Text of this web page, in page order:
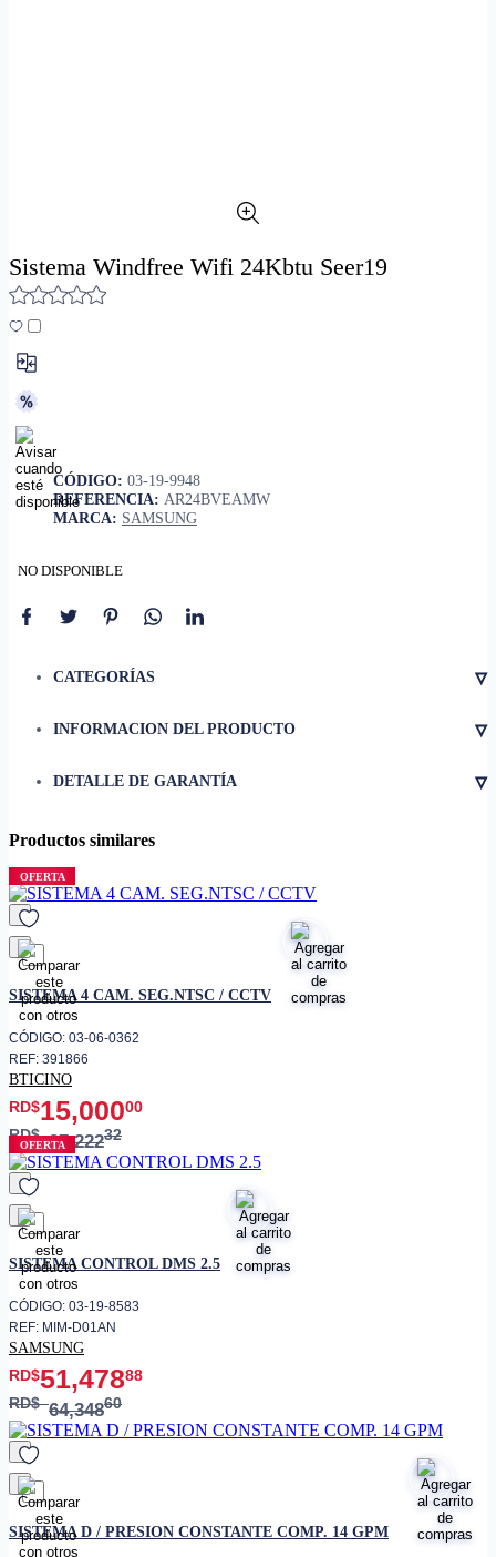
Sistema Windfree Wifi 24Kbtu Seer19
CÓDIGO: 03-19-9948
REFERENCIA: AR24BVEAMW
MARCA: SAMSUNG
NO DISPONIBLE
CATEGORÍAS ▿
INFORMACION DEL PRODUCTO ▿
• Capacidad de refrigeración
• SEER
• EER
1944 W
• Dimensión neta
1055 x 299 x 215mm
• Dimensión neta exterior
880 x 638 x 310mm
• Peso neto (interior)
• Peso neto (exterior)
• Wifi integrado
DETALLE DE GARANTÍA ▿
Productos similares
OFERTA
favorito
SISTEMA 4 CAM. SEG.NTSC / CCTV
CÓDIGO: 03-06-0362
REF: 391866
BTICINO
RD$15,00000
RD$37,22232
OFERTA
favorito
SISTEMA CONTROL DMS 2.5
CÓDIGO: 03-19-8583
REF: MIM-D01AN
SAMSUNG
RD$51,47888
RD$64,34860
favorito
SISTEMA D / PRESION CONSTANTE COMP. 14 GPM